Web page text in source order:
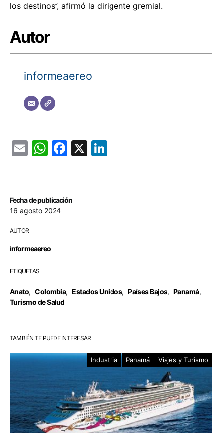
Fecha de publicación
16 agosto 2024
AUTOR
informeaereo
ETIQUETAS
Anato, Colombia, Estados Unidos, Países Bajos, Panamá,
Turismo de Salud
los destinos”, afirmó la dirigente gremial.
Autor
informeaereo
EmailWhatsApp
Facebook
X
TAMBIÉN TE PUEDE INTERESAR
Industria Panamá Viajes y Turismo